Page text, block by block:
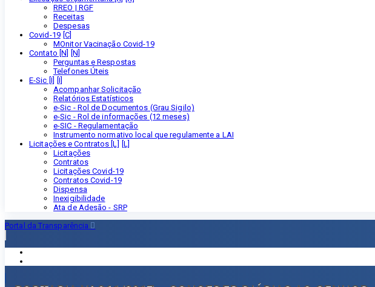
RREO | RGF
Receitas
Despesas
Covid-19
MOnitor Vacinação Covid-19
Contato [N]
Perguntas e Respostas
Telefones Úteis
E-Sic [I]
Acompanhar Solicitação
Relatórios Estatísticos
e-Sic - Rol de Documentos (Grau Sigilo)
e-Sic - Rol de informações (12 meses)
e-SIC - Regulamentação
Instrumento normativo local que regulamente a LAI
Licitações e Contratos [L]
Licitações
Contratos
Licitações Covid-19
Contratos Covid-19
Dispensa
Inexigibilidade
Ata de Adesão - SRP
Portal da Transparência